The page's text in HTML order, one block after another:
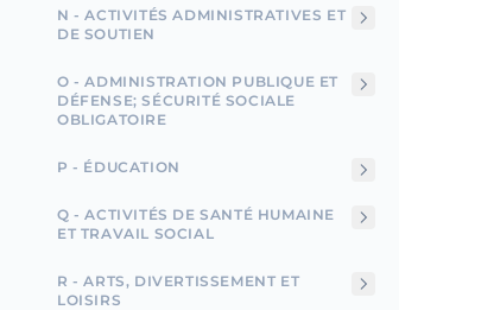
N - ACTIVITÉS ADMINISTRATIVES ET
DE SOUTIEN
O - ADMINISTRATION PUBLIQUE ET
DÉFENSE; SÉCURITÉ SOCIALE
OBLIGATOIRE
P - ÉDUCATION
Q - ACTIVITÉS DE SANTÉ HUMAINE
ET TRAVAIL SOCIAL
R - ARTS, DIVERTISSEMENT ET
LOISIRS